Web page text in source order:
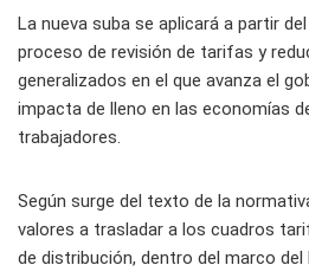
La nueva suba se aplicará a partir
proceso de revisión de tarifas y
generalizados en el que avanza el
impacta de lleno en las economías
trabajadores.
Según surge del texto de la
valores a trasladar a los cuadros
de distribución, dentro del marco del